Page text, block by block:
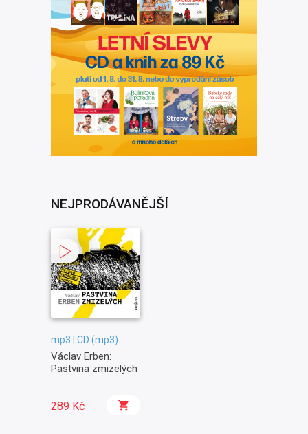
NEJPRODÁVANĚJŠÍ
mp3 | CD (mp3)
Václav Erben:
Pastvina zmizelých
289 Kč